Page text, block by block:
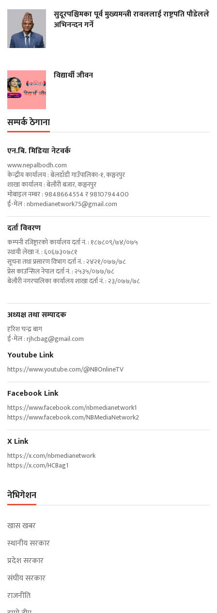
सुदूरपश्चिमका पूर्व मुख्यमन्त्री रावललाई राष्ट्रपति पौडेलले
अभिनन्दन गर्ने
विद्यार्थी जीवन
सम्पर्क ठेगाना
एन‍.बि. मिडिया नेटवर्क
www.nepalbodh.com
केन्द्रीय कार्यालय : बेलडाँडी गाउँपालिका-१, कञ्चनपुर
शाखा कार्यालय : बेलौरी बजार, कञ्चनपुर
मोबाइल नम्बर : 9848664554 र 9810794400
ई-मेल :nbmedianetwork75@gmail.com
दर्ता विवरण
कम्पनी रजिष्ट्रारको कार्यालय दर्ता नं. : १८७८०९/७४/०७५
स्थायी लेखा नं. : ६०६७३०७८१
सूचना तथा प्रसारण विभाग दर्ता नं. : २४२१/०७७/७८
प्रेस काउन्सिल नेपाल दर्ता नं. : २५३५/०७७/७८
बेलौरी नगरपालिका कार्यालय शाखा दर्ता नं. : २३/०७७/७८
अध्यक्ष तथा सम्पादक
हरिश चन्द्र बाग
ई-मेल :rjhcbag@gmail.com
Youtube Link
https://www.youtube.com/@NBOnlineTV
Facebook Link
https://www.facebook.com/nbmedianetwork1
https://www.facebook.com/NBMediaNetwork2
X Link
https://x.com/nbmedianetwork
https://x.com/HCBag1
नेभिगेशन
खास खबर
स्थानीय सरकार
प्रदेश सरकार
संघीय सरकार
राजनीति